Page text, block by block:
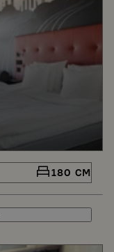
180 CM